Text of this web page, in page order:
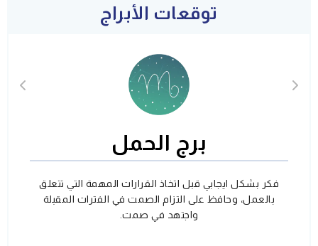
توقعات الأبراج
برج الحمل
فكر بشكل ايجابي قبل اتخاذ القرارات المهمة التي تتعلق
بالعمل، وحافظ على التزام الصمت في الفترات المقبلة
واجتهد في صمت.